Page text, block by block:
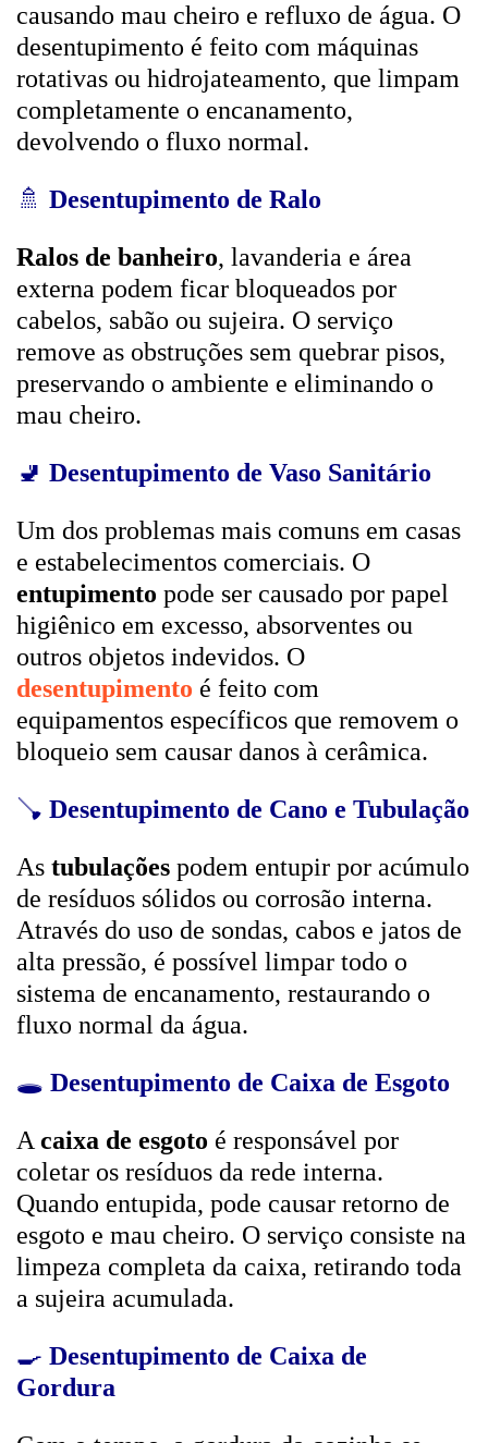
causando mau cheiro e refluxo de água. O
desentupimento é feito com máquinas
rotativas ou hidrojateamento, que limpam
completamente o encanamento,
devolvendo o fluxo normal.
🚿 Desentupimento de Ralo
Ralos de banheiro, lavanderia e área
externa podem ficar bloqueados por
cabelos, sabão ou sujeira. O serviço
remove as obstruções sem quebrar pisos,
preservando o ambiente e eliminando o
mau cheiro.
🚽 Desentupimento de Vaso Sanitário
Um dos problemas mais comuns em casas
e estabelecimentos comerciais. O
entupimento pode ser causado por papel
higiênico em excesso, absorventes ou
outros objetos indevidos. O
desentupimento é feito com
equipamentos específicos que removem o
bloqueio sem causar danos à cerâmica.
🪠 Desentupimento de Cano e Tubulação
As tubulações podem entupir por acúmulo
de resíduos sólidos ou corrosão interna.
Através do uso de sondas, cabos e jatos de
alta pressão, é possível limpar todo o
sistema de encanamento, restaurando o
fluxo normal da água.
🕳️ Desentupimento de Caixa de Esgoto
A caixa de esgoto é responsável por
coletar os resíduos da rede interna.
Quando entupida, pode causar retorno de
esgoto e mau cheiro. O serviço consiste na
limpeza completa da caixa, retirando toda
a sujeira acumulada.
🍳 Desentupimento de Caixa de
Gordura